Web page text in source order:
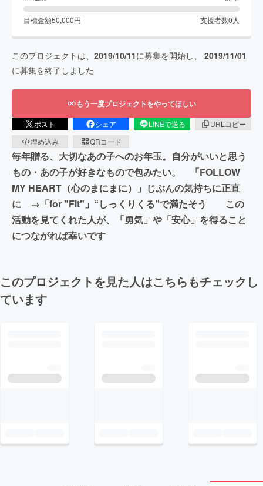
目標金額50,000円 支援者数0 人
このプロジェクトは、 2019/10/11に募集を開始し、 2019/11/01
に募集を終了しました
もう一度プロジェクトをやってほしい
ポスト シェア LINEで送る
URLコピー
埋め込み
QRコード
毎年贈る、大切なあの子へのお年玉。自分がいいと思う
もの・あの子が好きなもので包みたい。 「FOLLOW
MY HEART（心のまにまに）」じぶんの気持ちに正直
に →「for "Fit"」“しっくりくる”で満たそう この
活動を見てくれた人が、「勇気」や「安心」を得ること
につながれば幸いです
このプロジェクトを見た人はこちらもチェックし
ています